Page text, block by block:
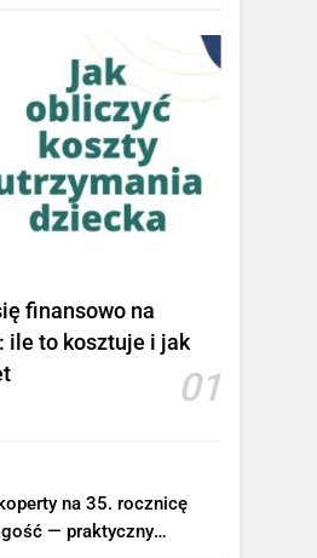
finansowo na
ile to kosztuje i jak
01
na 35. rocznicę
— praktyczny